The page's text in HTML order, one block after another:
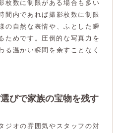
枚数に制限がある場合も多い
間内であれば撮影枚数に制限
の自然な表情や、ふとした瞬
ためです。圧倒的な写真力を
る温かい瞬間を余すことなく
びで家族の宝物を残す
ジオの雰囲気やスタッフの対